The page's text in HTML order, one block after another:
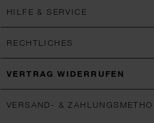
HILFE & SERVICE
RECHTLICHES
VERTRAG WIDERRUFEN
VERSAND- &